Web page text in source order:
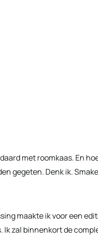
met roomkaas. En
gegeten. Denk ik.
maakte ik voor een
zal binnenkort de